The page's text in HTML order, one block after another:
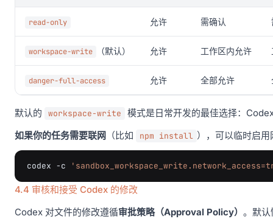
read-only 允许 需确认
workspace-write （默认） 允许 工作区内允许
danger-full-access 允许 全部允许
默认的 workspace-write
模式是日常开发的最佳选择：
如果你的任务需要联网 （比如 npm install ），可以临时启
codex -c
4.4 审核和接受 Codex 的修改
Codex 对文件的修改遵循审批策略（Approval Policy） 。默认